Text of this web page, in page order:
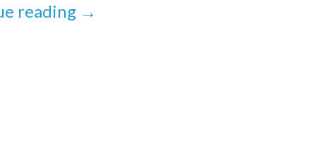
reading →